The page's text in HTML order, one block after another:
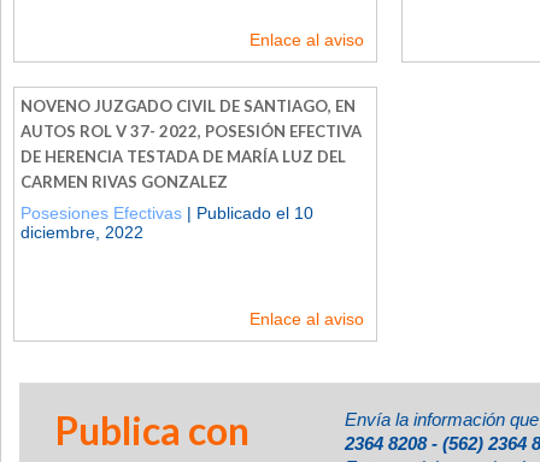
Enlace al aviso
NOVENO JUZGADO CIVIL DE SANTIAGO, EN
AUTOS ROL V 37- 2022, POSESIÓN EFECTIVA
DE HERENCIA TESTADA DE MARÍA LUZ DEL
CARMEN RIVAS GONZALEZ
Posesiones Efectivas | Publicado el 10
diciembre, 2022
Enlace al aviso
Publica con
Envía la información
2364 8208 - (562) 2364